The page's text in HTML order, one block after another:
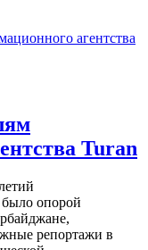
Turan
опорой
репортажи в